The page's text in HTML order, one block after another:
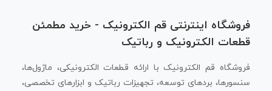
فروشگاه اینترنتی قم الکترونیک - خرید مطمئن
قطعات الکترونیک و رباتیک
فروشگاه قم الکترونیک با ارائه قطعات الکترونیکی، ماژول‌ها،
سنسورها، بردهای توسعه، تجهیزات رباتیک و ابزارهای تخصصی،